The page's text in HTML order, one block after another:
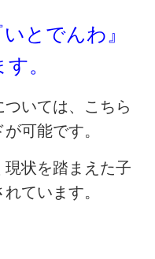
とでんわ』
。
ては、こちら
可能です。
を踏まえた子
ています。